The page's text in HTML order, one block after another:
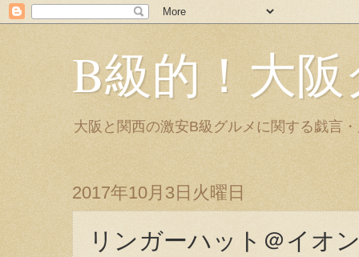
B級的！大
大阪と関西の激安B級グルメに関する戯言
2017年10月3日火曜日
リンガーハット＠イオ